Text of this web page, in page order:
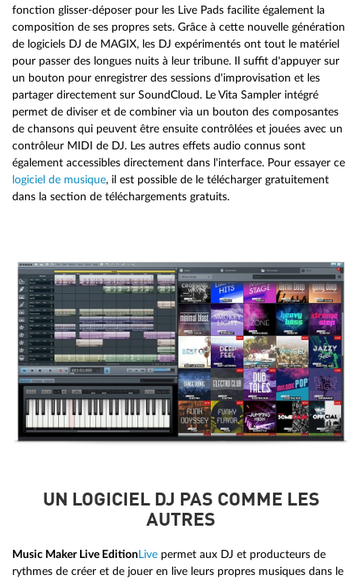
fonction glisser-déposer pour les Live Pads facilite également la
composition de ses propres sets. Grâce à cette nouvelle génération
de logiciels DJ de MAGIX, les DJ expérimentés ont tout le matériel
pour passer des longues nuits à leur tribune. Il suffit d'appuyer sur
un bouton pour enregistrer des sessions d'improvisation et les
partager directement sur SoundCloud. Le Vita Sampler intégré
permet de diviser et de combiner via un bouton des composantes
de chansons qui peuvent être ensuite contrôlées et jouées avec un
contrôleur MIDI de DJ. Les autres effets audio connus sont
également accessibles directement dans l'interface. Pour essayer ce
logiciel de musique, il est possible de le télécharger gratuitement
dans la section de téléchargements gratuits.
UN LOGICIEL DJ PAS COMME LES
AUTRES
Music Maker Live EditionLive permet aux DJ et producteurs de
rythmes de créer et de jouer en live leurs propres musiques dans le